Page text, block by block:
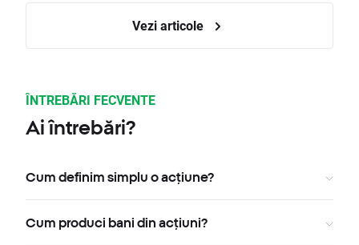
Vezi articole
ÎNTREBĂRI FECVENTE
Ai întrebări?
Cum definim simplu o acțiune?
Cum produci bani din acțiuni?